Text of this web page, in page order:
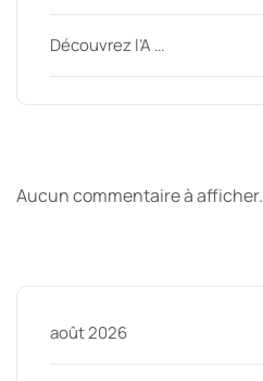
Découvrez l’A …
Aucun commentaire à afficher.
août 2026